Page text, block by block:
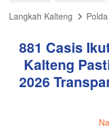
Langkah Kalteng
881 Casis
Kalteng
2026